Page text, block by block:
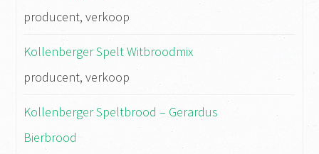
producent, verkoop
Kollenberger Spelt Witbroodmix
producent, verkoop
Kollenberger Speltbrood – Gerardus
Bierbrood